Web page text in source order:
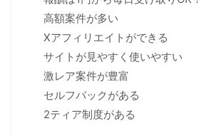
高額案件が多い
Xアフィリエイトができる
サイトが見やすく使いやすい
激レア案件が豊富
セルフバックがある
2ティア制度がある